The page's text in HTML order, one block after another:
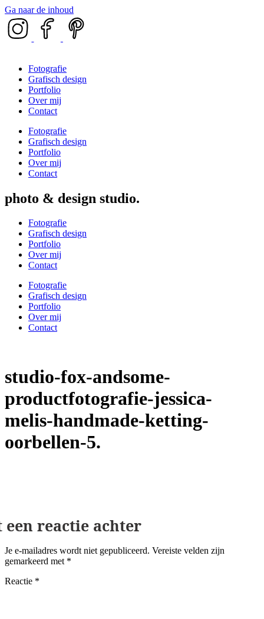
Ga naar de inhoud
Fotografie
Grafisch design
Portfolio
Over mij
Contact
Fotografie
Grafisch design
Portfolio
Over mij
Contact
photo & design studio
Fotografie
Grafisch design
Portfolio
Over mij
Contact
Fotografie
Grafisch design
Portfolio
Over mij
Contact
studio-fox-andsome-
productfotografie-jessica-
melis-handmade-ketting-
oorbellen-5
Geef een reactie
Je e-mailadres wordt niet gepubliceerd. Vereiste velden zijn
gemarkeerd met *
Reactie *